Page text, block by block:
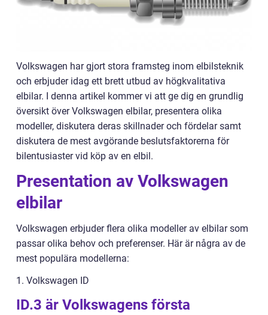
Volkswagen har gjort stora framsteg inom elbilsteknik
och erbjuder idag ett brett utbud av högkvalitativa
elbilar. I denna artikel kommer vi att ge dig en grundlig
översikt över Volkswagen elbilar, presentera olika
modeller, diskutera deras skillnader och fördelar samt
diskutera de mest avgörande beslutsfaktorerna för
bilentusiaster vid köp av en elbil.
Presentation av Volkswagen
elbilar
Volkswagen erbjuder flera olika modeller av elbilar som
passar olika behov och preferenser. Här är några av de
mest populära modellerna:
1. Volkswagen ID
ID.3 är Volkswagens första